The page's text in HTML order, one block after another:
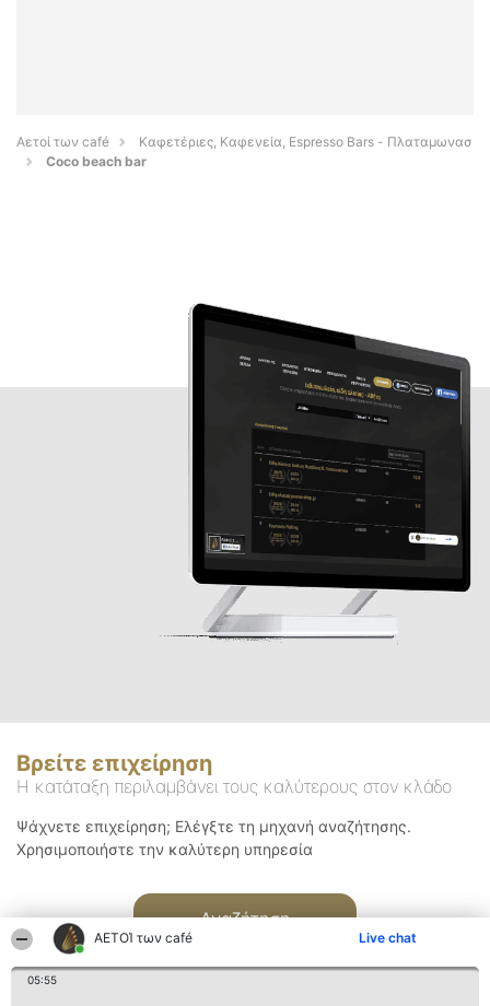
ΑΕΤΟΊ των café Live chat
05:55
Αετοί των café
Καφετέριες, Καφενεία, Espresso Bars - Πλαταμωνασ
Coco beach bar
Βρείτε επιχείρηση
Η κατάταξη περιλαμβάνει τους καλύτερους στον κλάδο
Ψάχνετε επιχείρηση; Ελέγξτε τη μηχανή αναζήτησης.
Χρησιμοποιήστε την καλύτερη υπηρεσία
Αναζήτηση